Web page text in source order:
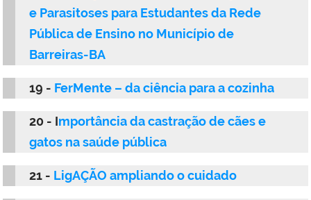
e Parasitoses para Estudantes da Rede
Pública de Ensino no Município de
Barreiras-BA
19 - FerMente – da ciência para a cozinha
20 - Importância da castração de cães e
gatos na saúde pública
21 - LigAÇÃO ampliando o cuidado